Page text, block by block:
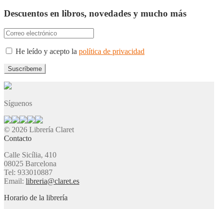
Descuentos en libros, novedades y mucho más
He leído y acepto la política de privacidad
Síguenos
© 2026 Librería Claret
Contacto
Calle Sicília, 410
08025 Barcelona
Tel: 933010887
Email: libreria@claret.es
Horario de la librería